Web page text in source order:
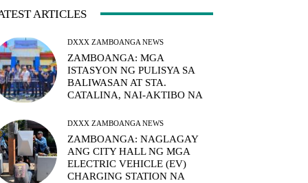
ARTICLES
DXXX ZAMBOANGA NEWS
ZAMBOANGA: MGA
ISTASYON NG PULISYA SA
BALIWASAN AT STA.
CATALINA, NAI-AKTIBO NA
DXXX ZAMBOANGA NEWS
ZAMBOANGA: NAGLAGAY
ANG CITY HALL NG MGA
ELECTRIC VEHICLE (EV)
CHARGING STATION NA